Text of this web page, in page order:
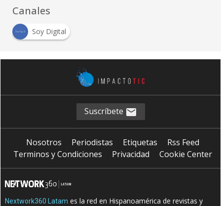
Canales
Soy Digital
Suscríbete
Nosotros Periodistas Etiquetas
Rss Feed
Terminos y Condiciones
Privacidad Cookie Center
Nextwork360 Latam es la red en Hispanoamérica de revistas y